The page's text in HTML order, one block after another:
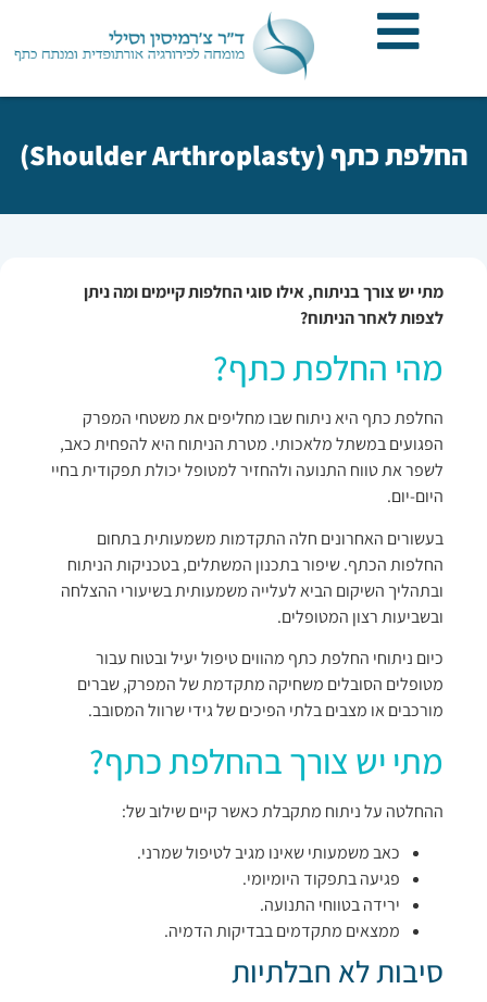
החלפת כתף (Shoulder Arthroplasty)
מתי יש צורך בניתוח, אילו סוגי החלפות קיימים ומה ניתן
לצפות לאחר הניתוח?
מהי החלפת כתף?
החלפת כתף היא ניתוח שבו מחליפים את משטחי המפרק
הפגועים במשתל מלאכותי. מטרת הניתוח היא להפחית כאב,
לשפר את טווח התנועה ולהחזיר למטופל יכולת תפקודית בחיי
היום-יום.
בעשורים האחרונים חלה התקדמות משמעותית בתחום
החלפות הכתף. שיפור בתכנון המשתלים, בטכניקות הניתוח
ובתהליך השיקום הביא לעלייה משמעותית בשיעורי ההצלחה
ובשביעות רצון המטופלים.
כיום ניתוחי החלפת כתף מהווים טיפול יעיל ובטוח עבור
מטופלים הסובלים משחיקה מתקדמת של המפרק, שברים
מורכבים או מצבים בלתי הפיכים של גידי שרוול המסובב.
מתי יש צורך בהחלפת כתף?
ההחלטה על ניתוח מתקבלת כאשר קיים שילוב של:
כאב משמעותי שאינו מגיב לטיפול שמרני.
פגיעה בתפקוד היומיומי.
ירידה בטווחי התנועה.
ממצאים מתקדמים בבדיקות הדמיה.
סיבות לא חבלתיות